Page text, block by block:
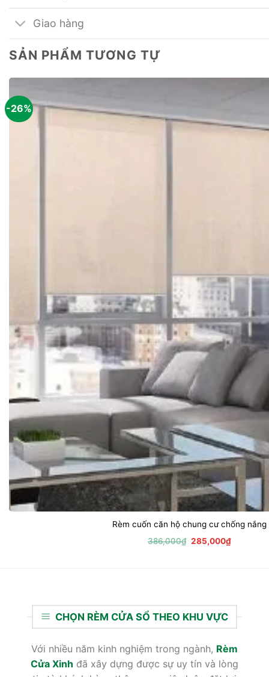
Giao hàng
SẢN PHẨM TƯƠNG TỰ
-26%
Rèm cuốn căn hộ chung cư chống nắng
386,000₫ Giá
285,000₫Giá
CHỌN RÈM CỬA SỔ THEO KHU VỰC
Với nhiều năm kinh nghiệm trong ngành, Rèm
Cửa Xinh đã xây dựng được sự uy tín và lòng